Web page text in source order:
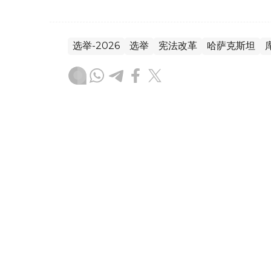
选举-2026 选举 宪法改革 哈萨克斯坦